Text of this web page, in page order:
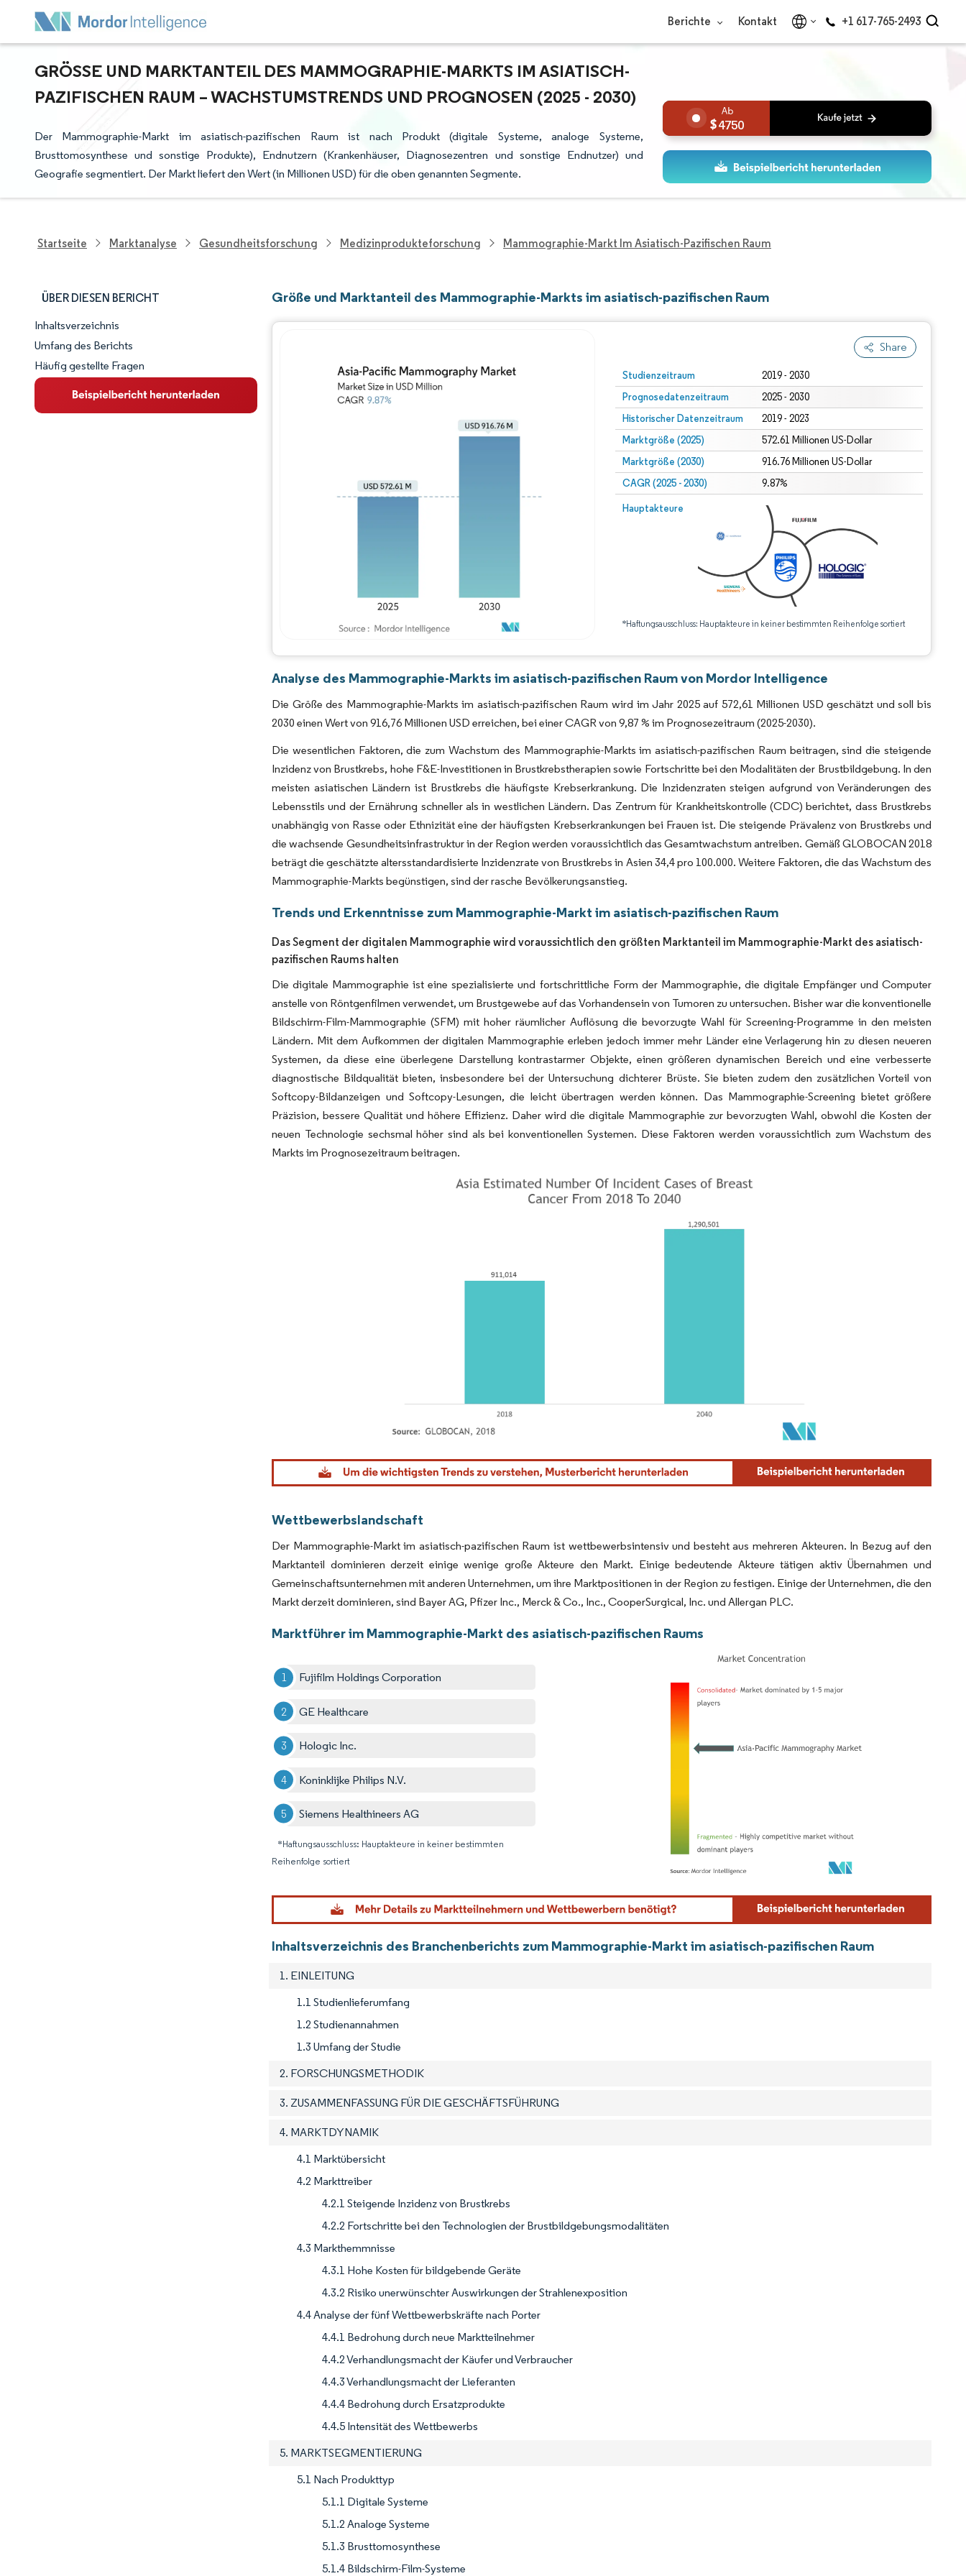
Berichte Kontakt +1 617-765-2493
GRÖSSE UND MARKTANTEIL DES MAMMOGRAPHIE-MARKTS IM ASIATISCH-P
AZIFISCHEN RAUM – WACHSTUMSTRENDS UND PROGNOSEN (2025 - 2030)
Der Mammographie-Markt im asiatisch-pazifischen Raum ist nach Produkt (digitale Systeme, analoge Systeme,
Brusttomosynthese und sonstige Produkte), Endnutzern (Krankenhäuser, Diagnosezentren und sonstige Endnutzer) und
Geografie segmentiert. Der Markt liefert den Wert (in Millionen USD) für die oben genannten Segmente.
4750
Startseite Marktanalyse Gesundheitsforschung Medizinprodukteforschung Mammographie-Markt Im Asiatisch-Pazifischen Raum
ÜBER DIESEN BERICHT
Marktschnappschuss
Marktübersicht
Wichtige Markttrends
Inhaltsverzeichnis
Umfang des Berichts
Häufig gestellte Fragen
Größe und Marktanteil des Mammographie-Markts im asiatisch-pazifischen Raum
Share
Studienzeitraum 2019 - 2030
Prognosedatenzeitraum 2025 - 2030
Historischer Datenzeitraum 2019 - 2023
Marktgröße (2025) 572.61 Millionen US-Dollar
Marktgröße (2030) 916.76 Millionen US-Dollar
CAGR (2025 - 2030) 9.87%
Hauptakteure
*Haftungsausschluss: Hauptakteure in keiner bestimmten Reihenfolge sortiert
Analyse des Mammographie-Markts im asiatisch-pazifischen Raum von Mordor Intelligence
Die Größe des Mammographie-Markts im asiatisch-pazifischen Raum wird im Jahr 2025 auf 572,61 Millionen USD geschätzt und soll bis
2030 einen Wert von 916,76 Millionen USD erreichen, bei einer CAGR von 9,87 % im Prognosezeitraum (2025-2030).
Die wesentlichen Faktoren, die zum Wachstum des Mammographie-Markts im asiatisch-pazifischen Raum beitragen, sind die steigende
Inzidenz von Brustkrebs, hohe F&E-Investitionen in Brustkrebstherapien sowie Fortschritte bei den Modalitäten der Brustbildgebung. In den
meisten asiatischen Ländern ist Brustkrebs die häufigste Krebserkrankung. Die Inzidenzraten steigen aufgrund von Veränderungen des
Lebensstils und der Ernährung schneller als in westlichen Ländern. Das Zentrum für Krankheitskontrolle (CDC) berichtet, dass Brustkrebs
unabhängig von Rasse oder Ethnizität eine der häufigsten Krebserkrankungen bei Frauen ist. Die steigende Prävalenz von Brustkrebs und
die wachsende Gesundheitsinfrastruktur in der Region werden voraussichtlich das Gesamtwachstum antreiben. Gemäß GLOBOCAN 2018
beträgt die geschätzte altersstandardisierte Inzidenzrate von Brustkrebs in Asien 34,4 pro 100.000. Weitere Faktoren, die das Wachstum des
Mammographie-Markts begünstigen, sind der rasche Bevölkerungsanstieg.
Trends und Erkenntnisse zum Mammographie-Markt im asiatisch-pazifischen Raum
Das Segment der digitalen Mammographie wird voraussichtlich den größten Marktanteil im Mammographie-Markt des asiatisch-
pazifischen Raums halten
Die digitale Mammographie ist eine spezialisierte und fortschrittliche Form der Mammographie, die digitale Empfänger und Computer
anstelle von Röntgenfilmen verwendet, um Brustgewebe auf das Vorhandensein von Tumoren zu untersuchen. Bisher war die konventionelle
Bildschirm-Film-Mammographie (SFM) mit hoher räumlicher Auflösung die bevorzugte Wahl für Screening-Programme in den meisten
Ländern. Mit dem Aufkommen der digitalen Mammographie erleben jedoch immer mehr Länder eine Verlagerung hin zu diesen neueren
Systemen, da diese eine überlegene Darstellung kontrastarmer Objekte, einen größeren dynamischen Bereich und eine verbesserte
diagnostische Bildqualität bieten, insbesondere bei der Untersuchung dichterer Brüste. Sie bieten zudem den zusätzlichen Vorteil von
Softcopy-Bildanzeigen und Softcopy-Lesungen, die leicht übertragen werden können. Das Mammographie-Screening bietet größere
Präzision, bessere Qualität und höhere Effizienz. Daher wird die digitale Mammographie zur bevorzugten Wahl, obwohl die Kosten der
neuen Technologie sechsmal höher sind als bei konventionellen Systemen. Diese Faktoren werden voraussichtlich zum Wachstum des
Markts im Prognosezeitraum beitragen.
Bild © Mordor Intelligence. Wiederverwendung erfordert Namensnennung gemäß CC BY 4.0.
Wettbewerbslandschaft
Der Mammographie-Markt im asiatisch-pazifischen Raum ist wettbewerbsintensiv und besteht aus mehreren Akteuren. In Bezug auf den
Marktanteil dominieren derzeit einige wenige große Akteure den Markt. Einige bedeutende Akteure tätigen aktiv Übernahmen und
Gemeinschaftsunternehmen mit anderen Unternehmen, um ihre Marktpositionen in der Region zu festigen. Einige der Unternehmen, die den
Markt derzeit dominieren, sind Bayer AG, Pfizer Inc., Merck & Co., Inc., CooperSurgical, Inc. und Allergan PLC.
Marktführer im Mammographie-Markt des asiatisch-pazifischen Raums
Fujifilm Holdings Corporation
GE Healthcare
Hologic Inc.
Koninklijke Philips N.V.
Siemens Healthineers AG
*Haftungsausschluss: Hauptakteure in keiner bestimmten
Reihenfolge sortiert
Bild © Mordor Intelligence. Wiederverwendung erfordert Namensnennung gemäß CC BY 4.0.
Inhaltsverzeichnis des Branchenberichts zum Mammographie-Markt im asiatisch-pazifischen Raum
1. EINLEITUNG
1.1 Studienlieferumfang
1.2 Studienannahmen
1.3 Umfang der Studie
2. FORSCHUNGSMETHODIK
3. ZUSAMMENFASSUNG FÜR DIE GESCHÄFTSFÜHRUNG
4. MARKTDYNAMIK
4.1 Marktübersicht
4.2 Markttreiber
4.2.1 Steigende Inzidenz von Brustkrebs
4.2.2 Fortschritte bei den Technologien der Brustbildgebungsmodalitäten
4.3 Markthemmnisse
4.3.1 Hohe Kosten für bildgebende Geräte
4.3.2 Risiko unerwünschter Auswirkungen der Strahlenexposition
4.4 Analyse der fünf Wettbewerbskräfte nach Porter
4.4.1 Bedrohung durch neue Marktteilnehmer
4.4.2 Verhandlungsmacht der Käufer und Verbraucher
4.4.3 Verhandlungsmacht der Lieferanten
4.4.4 Bedrohung durch Ersatzprodukte
4.4.5 Intensität des Wettbewerbs
5. MARKTSEGMENTIERUNG
5.1 Nach Produkttyp
5.1.1 Digitale Systeme
5.1.2 Analoge Systeme
5.1.3 Brusttomosynthese
5.1.4 Bildschirm-Film-Systeme